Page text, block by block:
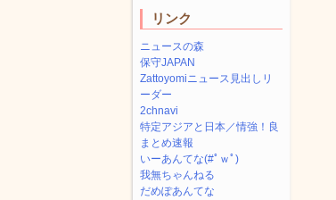
リンク
ニュースの森
保守JAPAN
Zattoyomiニュース見出しリ
ーダー
2chnavi
特定アジアと日本／情強！良
まとめ速報
いーあんてな(#ﾟｗﾟ)
我無ちゃんねる
だめぽあんてな